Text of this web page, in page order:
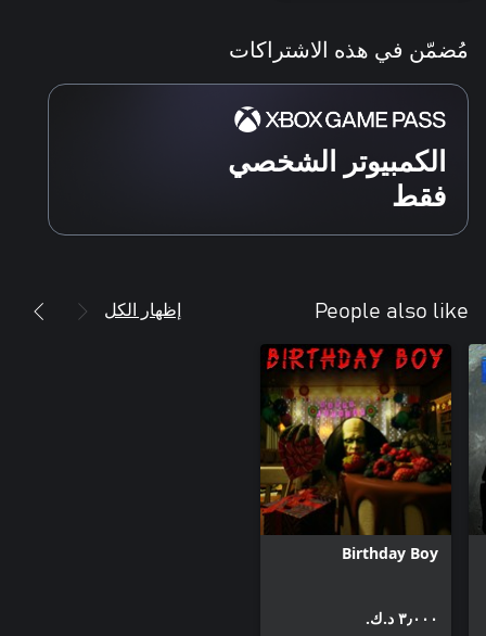
مُضمّن في هذه الاشتراكات
الكمبيوتر الشخصي
فقط
People also like إظهار الكل
Birthday Boy
٣٫٠٠٠ د.ك.‏